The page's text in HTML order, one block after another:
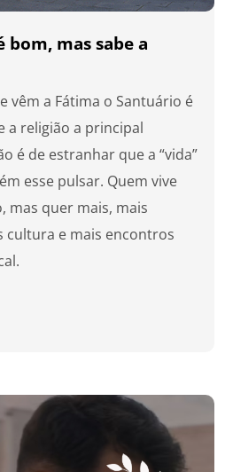
bom, mas sabe a
vêm a Fátima o Santuário é
a religião a principal
é de estranhar que a “vida”
esse pulsar. Quem vive
mas quer mais, mais
cultura e mais encontros